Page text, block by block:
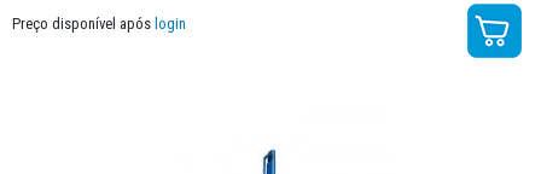
Preço disponível após login